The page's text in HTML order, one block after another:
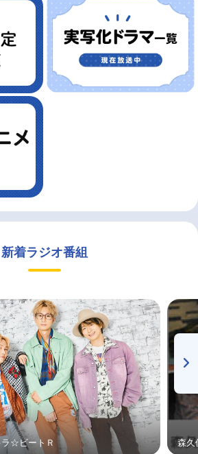
新着ラジオ番組
ラ☆ビートＲ 森久